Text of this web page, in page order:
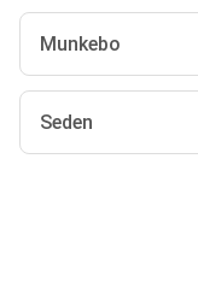
Munkebo
Seden